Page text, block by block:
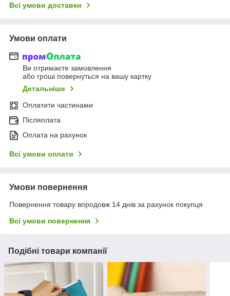
Всі умови доставки
Умови оплати
Ви отримаєте замовлення
або гроші повернуться на вашу картку
Детальніше
Оплатити частинами
Післяплата
Оплата на рахунок
Всі умови оплати
Умови повернення
Повернення товару впродовж 14 днів за рахунок покупця
Всі умови повернення
Подібні товари компанії